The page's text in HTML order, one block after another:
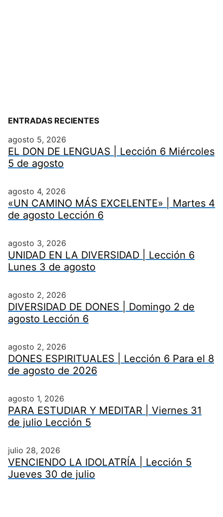
ENTRADAS RECIENTES
agosto 5, 2026
EL DON DE LENGUAS | Lección 6 Miércoles
5 de agosto
agosto 4, 2026
«UN CAMINO MÁS EXCELENTE» | Martes 4
de agosto Lección 6
agosto 3, 2026
UNIDAD EN LA DIVERSIDAD | Lección 6
Lunes 3 de agosto
agosto 2, 2026
DIVERSIDAD DE DONES | Domingo 2 de
agosto Lección 6
agosto 2, 2026
DONES ESPIRITUALES | Lección 6 Para el 8
de agosto de 2026
agosto 1, 2026
PARA ESTUDIAR Y MEDITAR | Viernes 31
de julio Lección 5
julio 28, 2026
VENCIENDO LA IDOLATRÍA | Lección 5
Jueves 30 de julio